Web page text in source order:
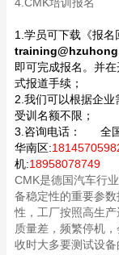
1.学员可下载《报
即可完成报名。并
式报道手续；
2.我们可以根据企业
受训名额不限；
3.咨询电话：
全国
华南区:
机:18958078749
CMK是德国汽车行
备稳定性的重要参数
性，工厂按照高生
质量差，频繁停机
收时大多要测试设